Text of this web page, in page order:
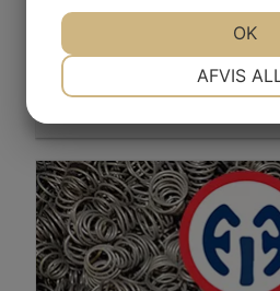
MARKETING
AFVIS
OK